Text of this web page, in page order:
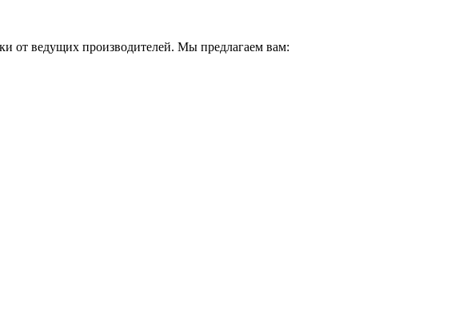
ведущих производителей. Мы предлагаем вам: